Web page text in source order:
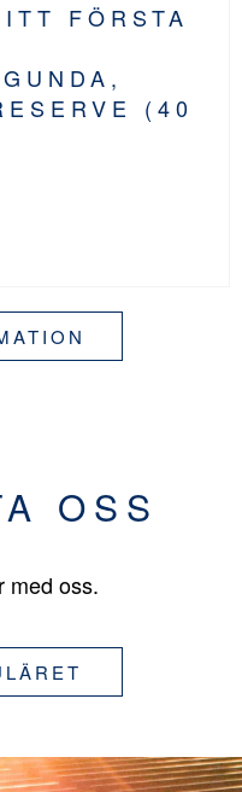
FÖRSTA
(40
OSS
med oss.